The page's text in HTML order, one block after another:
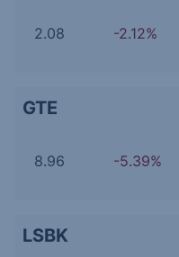
2.08 -2.12%
GTE
8.96 -5.39%
LSBK